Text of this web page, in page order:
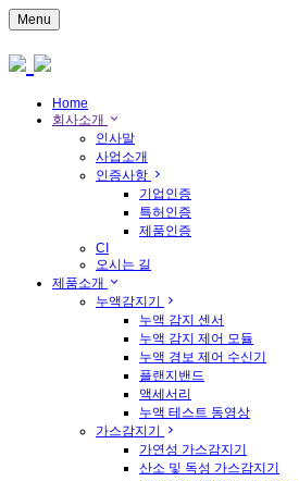
Menu
Home
회사소개
인사말
사업소개
인증사항
기업인증
특허인증
제품인증
CI
오시는 길
제품소개
누액감지기
누액 감지 센서
누액 감지 제어 모듈
누액 경보 제어 수신기
플랜지밴드
액세서리
누액 테스트 동영상
가스감지기
가연성 가스감지기
산소 및 독성 가스감지기